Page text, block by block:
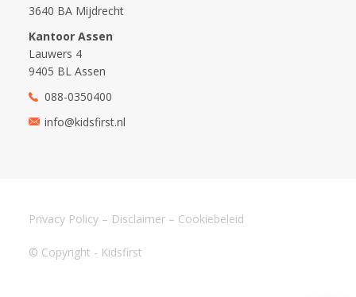
3640 BA Mijdrecht
Kantoor Assen
Lauwers 4
9405 BL Assen
088-0350400
info@kidsfirst.nl
© Copyright - Kidsfirst
Privacy Policy – Disclaimer – Cookiebeleid